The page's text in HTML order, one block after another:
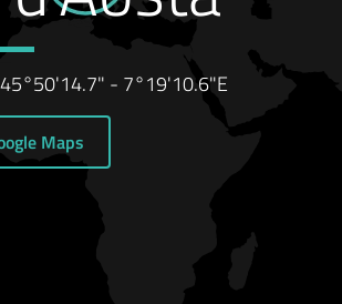
- 7°19'10.6"E
Maps